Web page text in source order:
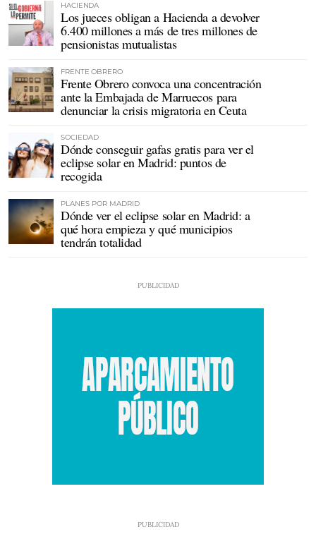
HACIENDA
Los jueces obligan a Hacienda a devolver
6.400 millones a más de tres millones de
pensionistas mutualistas
FRENTE OBRERO
Frente Obrero convoca una concentración
ante la Embajada de Marruecos para
denunciar la crisis migratoria en Ceuta
SOCIEDAD
Dónde conseguir gafas gratis para ver el
eclipse solar en Madrid: puntos de
recogida
PLANES POR MADRID
Dónde ver el eclipse solar en Madrid: a
qué hora empieza y qué municipios
tendrán totalidad